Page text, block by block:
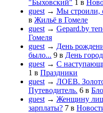
"Быховский" 1 в
guest → Мы строили,
в Жильё в Гомеле
guest → Gepard.by
Гомеля
guest → День
было... 9 в День
guest → С
1 в Праздники
guest → ЛОЕВ.
Путеводитель. 6 в
guest → Женщину
зарплаты? 7 в